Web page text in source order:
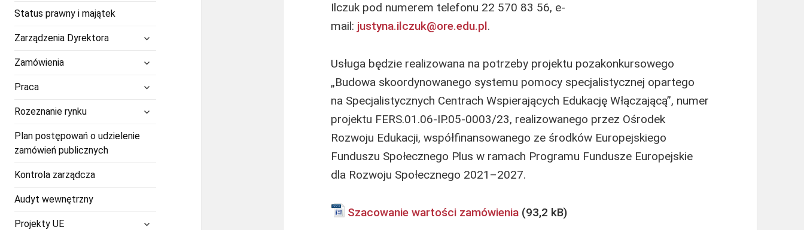
Status prawny i majątek
Zarządzenia Dyrektora
rozwiń
menu
Zamówienia
Praca
Rozeznanie rynkurozwiń
menu
potomne
Plan postępowań o udzielenie
zamówień publicznych
Kontrola zarządcza
Audyt wewnętrzny
Projekty UE
Ilczuk pod numerem telefonu 22 570 83 56, e-
mail: justyna.ilczuk@ore.edu.pl.
Usługa będzie realizowana na potrzeby projektu pozakonkursowego
„Budowa skoordynowanego systemu pomocy specjalistycznej opartego
na Specjalistycznych Centrach Wspierających Edukację Włączającą”, numer
projektu FERS.01.06-IP.05-0003/23, realizowanego przez Ośrodek
Rozwoju Edukacji, współfinansowanego ze środków Europejskiego
Funduszu Społecznego Plus w ramach Programu Fundusze Europejskie
dla Rozwoju Społecznego 2021–2027.
Szacowanie wartości zamówienia